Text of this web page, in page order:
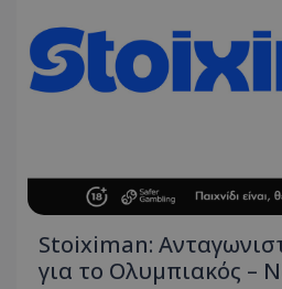
Stoiximan:
για το Ολυμπιακός –